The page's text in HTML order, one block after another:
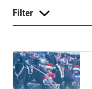
Filter